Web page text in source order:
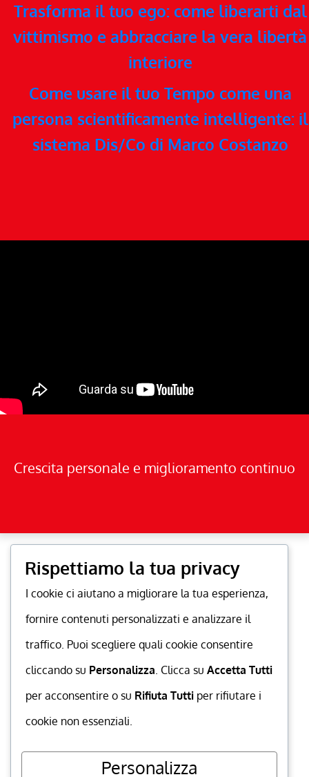
Trasforma il tuo ego: come liberarti dal
vittimismo e abbracciare la vera libertà
interiore
Come usare il tuo Tempo come una
persona scientificamente intelligente: il
sistema Dis/Co di Marco Costanzo
Crescita personale e miglioramento continuo
Rispettiamo la tua privacy
I cookie ci aiutano a migliorare la tua esperienza,
fornire contenuti personalizzati e analizzare il
traffico. Puoi scegliere quali cookie consentire
cliccando su Personalizza. Clicca su Accetta Tutti
per acconsentire o su Rifiuta Tutti per rifiutare i
cookie non essenziali.
Personalizza